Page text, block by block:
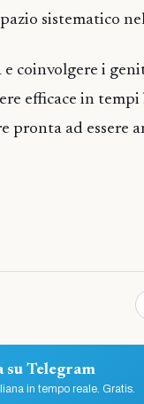
sistematico
e coinvolgere i
efficace in tempi
ad essere
su Telegram
in tempo reale. Gratis.